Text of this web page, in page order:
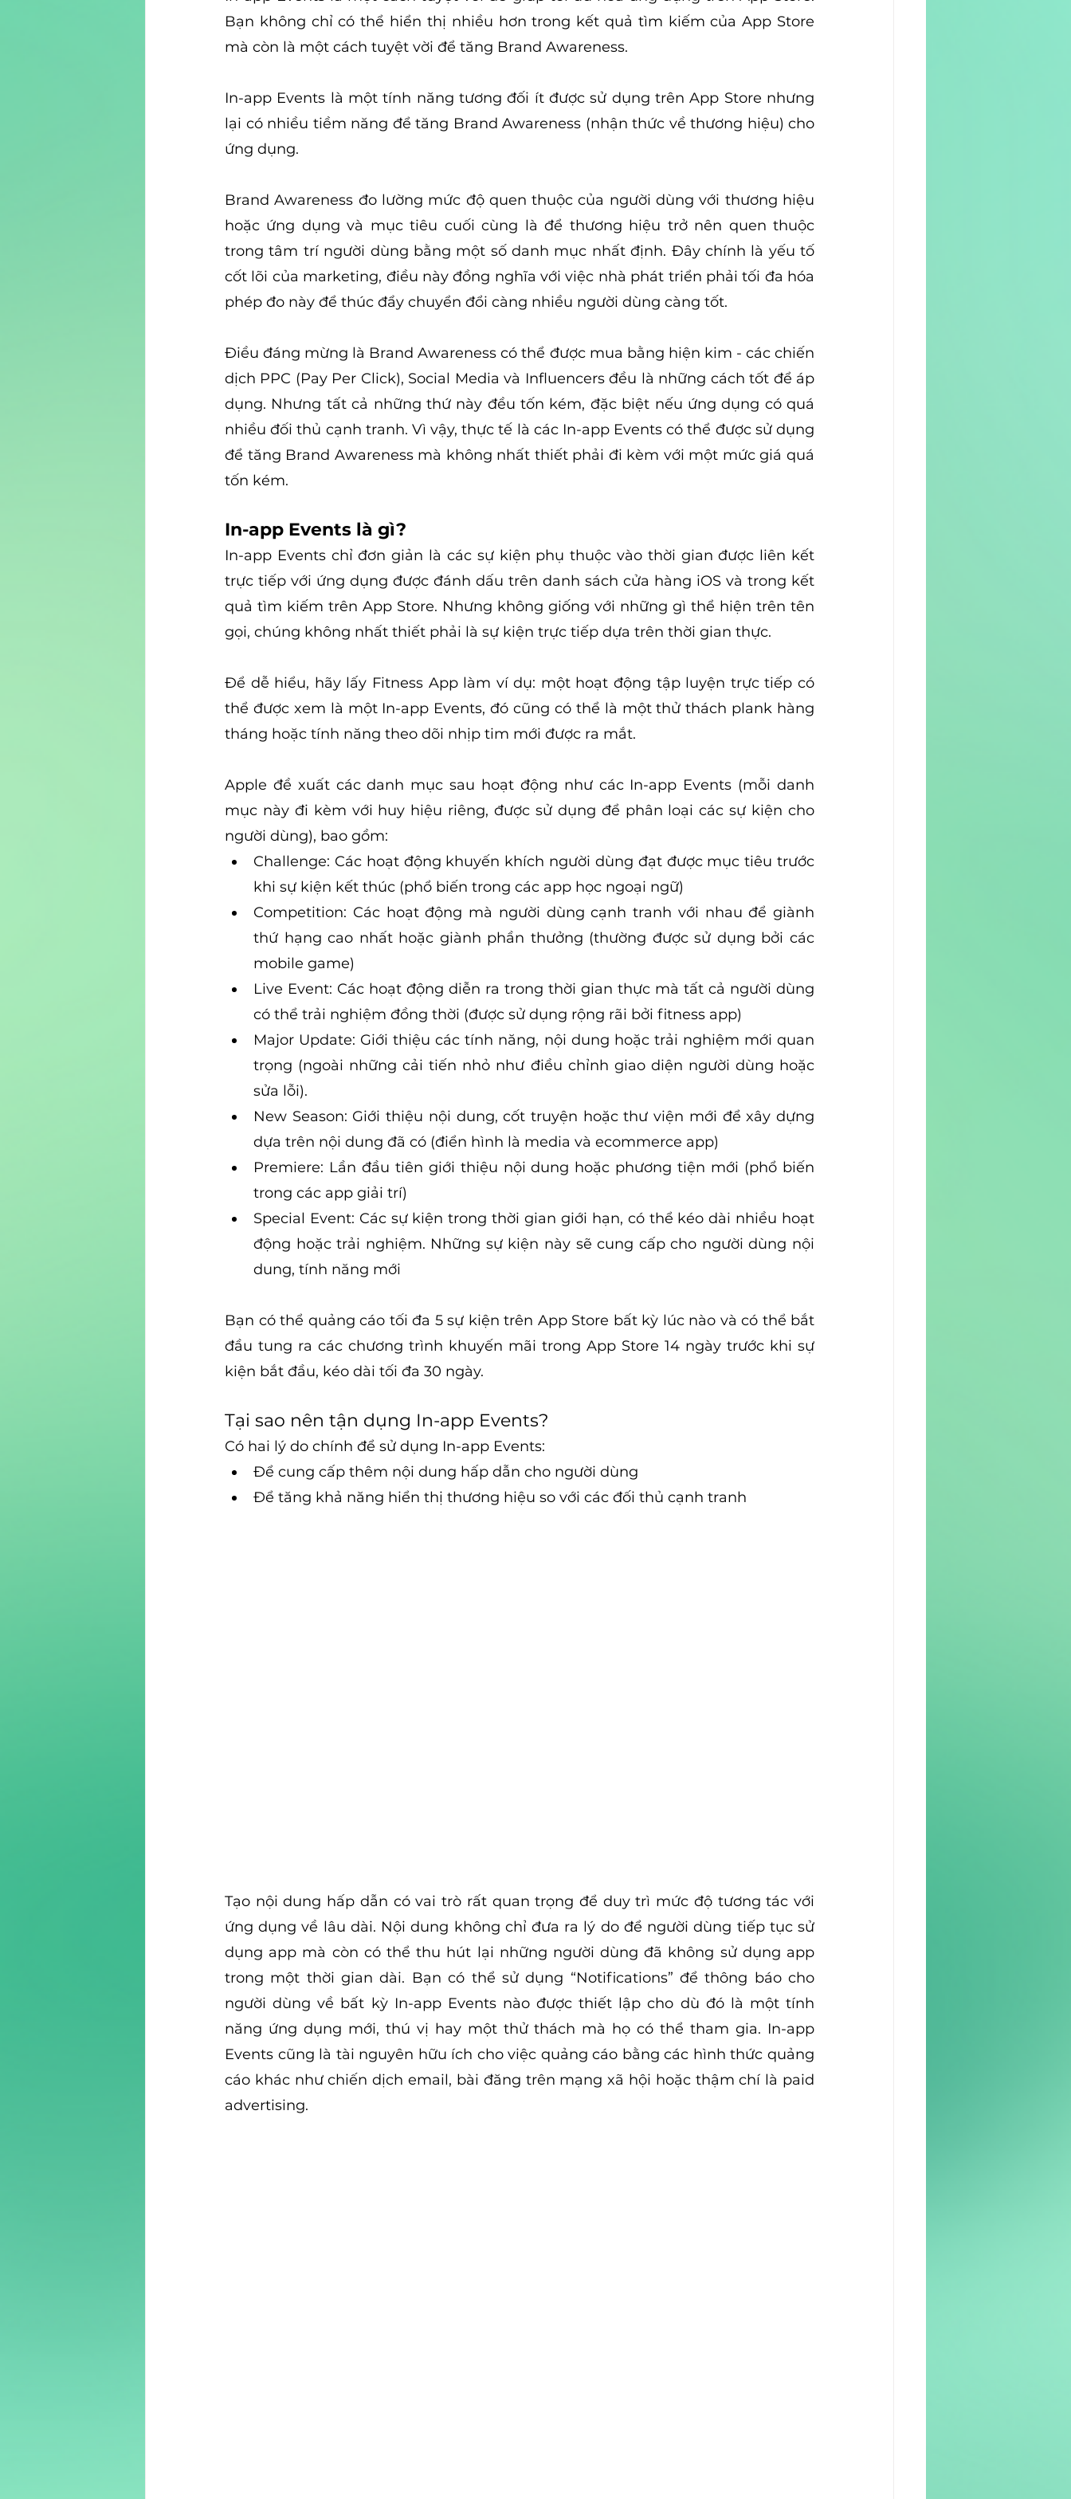
Bạn không chỉ có thể hiển thị nhiều hơn trong kết quả tìm kiếm của App Store
mà còn là một cách tuyệt vời để tăng Brand Awareness.
In-app Events là một tính năng tương đối ít được sử dụng trên App Store nhưng
lại có nhiều tiềm năng để tăng Brand Awareness (nhận thức về thương hiệu) cho
ứng dụng.
Brand Awareness đo lường mức độ quen thuộc của người dùng với thương hiệu
hoặc ứng dụng và mục tiêu cuối cùng là để thương hiệu trở nên quen thuộc
trong tâm trí người dùng bằng một số danh mục nhất định. Đây chính là yếu tố
cốt lõi của marketing, điều này đồng nghĩa với việc nhà phát triển phải tối đa hóa
phép đo này để thúc đẩy chuyển đổi càng nhiều người dùng càng tốt.
Điều đáng mừng là Brand Awareness có thể được mua bằng hiện kim - các chiến
dịch PPC (Pay Per Click), Social Media và Influencers đều là những cách tốt để áp
dụng. Nhưng tất cả những thứ này đều tốn kém, đặc biệt nếu ứng dụng có quá
nhiều đối thủ cạnh tranh. Vì vậy, thực tế là các In-app Events có thể được sử dụng
để tăng Brand Awareness mà không nhất thiết phải đi kèm với một mức giá quá
tốn kém.
In-app Events là gì?
In-app Events chỉ đơn giản là các sự kiện phụ thuộc vào thời gian được liên kết
trực tiếp với ứng dụng được đánh dấu trên danh sách cửa hàng iOS và trong kết
quả tìm kiếm trên App Store. Nhưng không giống với những gì thể hiện trên tên
gọi, chúng không nhất thiết phải là sự kiện trực tiếp dựa trên thời gian thực.
Để dễ hiểu, hãy lấy Fitness App làm ví dụ: một hoạt động tập luyện trực tiếp có
thể được xem là một In-app Events, đó cũng có thể là một thử thách plank hàng
tháng hoặc tính năng theo dõi nhịp tim mới được ra mắt.
Apple đề xuất các danh mục sau hoạt động như các In-app Events (mỗi danh
mục này đi kèm với huy hiệu riêng, được sử dụng để phân loại các sự kiện cho
người dùng), bao gồm:
Challenge: Các hoạt động khuyến khích người dùng đạt được mục tiêu trước
khi sự kiện kết thúc (phổ biến trong các app học ngoại ngữ)
Competition: Các hoạt động mà người dùng cạnh tranh với nhau để giành
thứ hạng cao nhất hoặc giành phần thưởng (thường được sử dụng bởi các
mobile game)
Live Event: Các hoạt động diễn ra trong thời gian thực mà tất cả người dùng
có thể trải nghiệm đồng thời (được sử dụng rộng rãi bởi fitness app)
Major Update: Giới thiệu các tính năng, nội dung hoặc trải nghiệm mới quan
trọng (ngoài những cải tiến nhỏ như điều chỉnh giao diện người dùng hoặc
sửa lỗi).
New Season: Giới thiệu nội dung, cốt truyện hoặc thư viện mới để xây dựng
dựa trên nội dung đã có (điển hình là media và ecommerce app)
Premiere: Lần đầu tiên giới thiệu nội dung hoặc phương tiện mới (phổ biến
trong các app giải trí)
Special Event: Các sự kiện trong thời gian giới hạn, có thể kéo dài nhiều hoạt
động hoặc trải nghiệm. Những sự kiện này sẽ cung cấp cho người dùng nội
dung, tính năng mới
Bạn có thể quảng cáo tối đa 5 sự kiện trên App Store bất kỳ lúc nào và có thể bắt
đầu tung ra các chương trình khuyến mãi trong App Store 14 ngày trước khi sự
kiện bắt đầu, kéo dài tối đa 30 ngày.
Tại sao nên tận dụng In-app Events?
Có hai lý do chính để sử dụng In-app Events:
Để cung cấp thêm nội dung hấp dẫn cho người dùng
Để tăng khả năng hiển thị thương hiệu so với các đối thủ cạnh tranh
Tạo nội dung hấp dẫn có vai trò rất quan trọng để duy trì mức độ tương tác với
ứng dụng về lâu dài. Nội dung không chỉ đưa ra lý do để người dùng tiếp tục sử
dụng app mà còn có thể thu hút lại những người dùng đã không sử dụng app
trong một thời gian dài. Bạn có thể sử dụng “Notifications” để thông báo cho
người dùng về bất kỳ In-app Events nào được thiết lập cho dù đó là một tính
năng ứng dụng mới, thú vị hay một thử thách mà họ có thể tham gia. In-app
Events cũng là tài nguyên hữu ích cho việc quảng cáo bằng các hình thức quảng
cáo khác như chiến dịch email, bài đăng trên mạng xã hội hoặc thậm chí là paid
advertising.